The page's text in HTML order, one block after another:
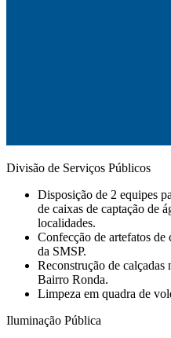
Divisão de Serviços Públicos
Disposição de 2 equipes
de caixas de captação de
localidades.
Confecção de artefatos de
da SMSP.
⁠Reconstrução de
Bairro Ronda.
⁠Limpeza em quadra de
Iluminação Pública